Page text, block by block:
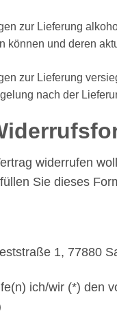
zur Lieferung
können und deren
zur Lieferung
nach der
widerrufen
Sie dieses
1, 77880
ich/wir (*) den